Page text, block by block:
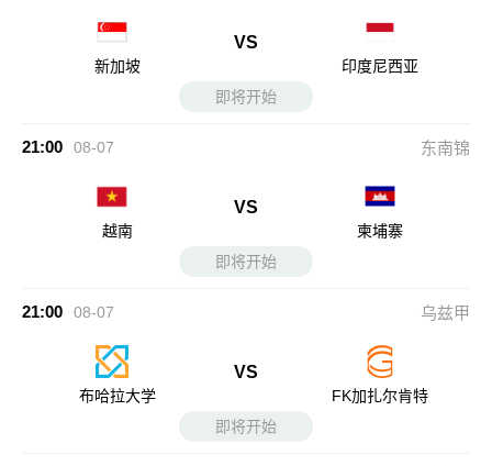
新加坡
VS
印度尼西亚
即将开始
21:00 08-07 东南锦
越南
VS
柬埔寨
即将开始
21:00 08-07 乌兹甲
布哈拉大学
VS
FK加扎尔肯特
即将开始